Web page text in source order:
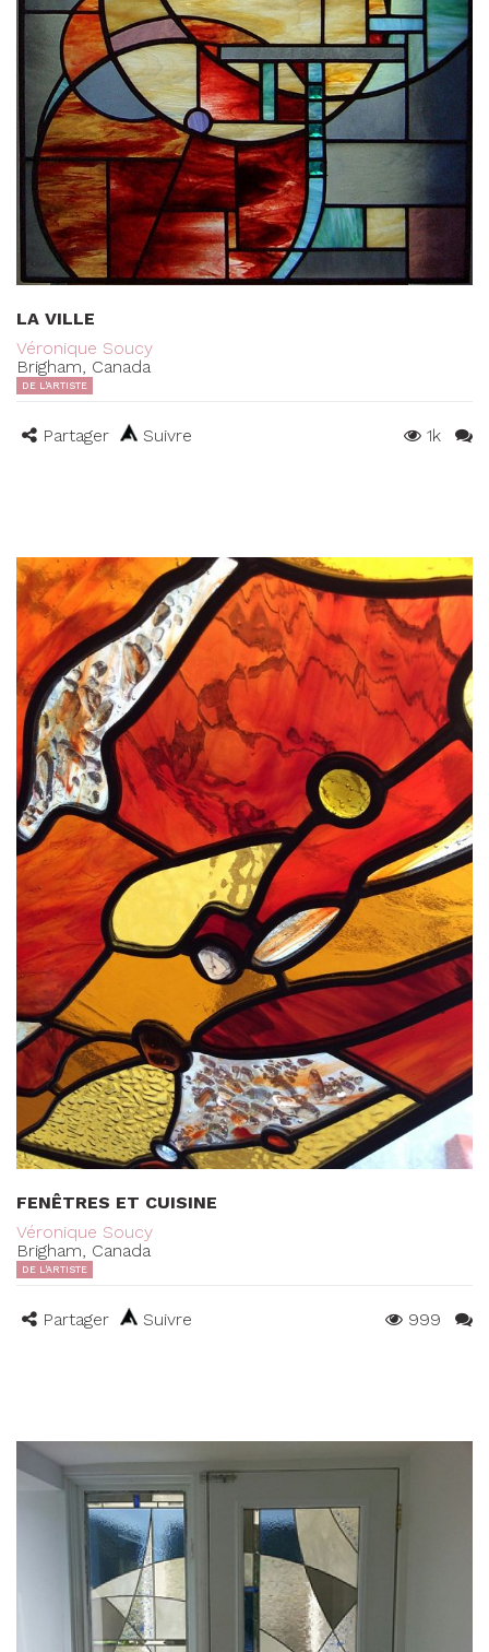
LA VILLE
Véronique Soucy
Brigham, Canada
DE L'ARTISTE
Partager Suivre 1k
FENÊTRES ET CUISINE
Véronique Soucy
Brigham, Canada
DE L'ARTISTE
Partager Suivre 999